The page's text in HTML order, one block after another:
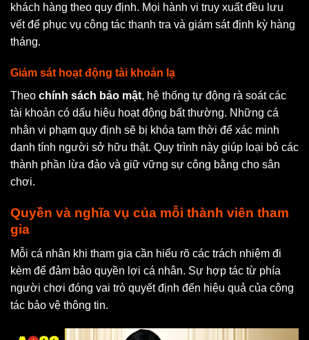
khách hàng theo quy định. Mọi hành vi truy xuất đều lưu
vết để phục vụ công tác thanh tra và giám sát định kỳ hàng
tháng.
Giám sát hoạt động tài khoản lạ
Theo chính sách bảo mật, hệ thống tự động rà soát các
tài khoản có dấu hiệu hoạt động bất thường. Những cá
nhân vi phạm quy định sẽ bị khóa tạm thời để xác minh
danh tính người sở hữu thật. Quy trình này giúp loại bỏ các
thành phần lừa đảo và giữ vững sự công bằng cho sân
chơi.
Quyền và nghĩa vụ của mỗi thành viên tham
gia
Mỗi cá nhân khi tham gia cần hiểu rõ các trách nhiệm đi
kèm để đảm bảo quyền lợi cá nhân. Sự hợp tác từ phía
người chơi đóng vai trò quyết định đến hiệu quả của công
tác bảo vệ thông tin.